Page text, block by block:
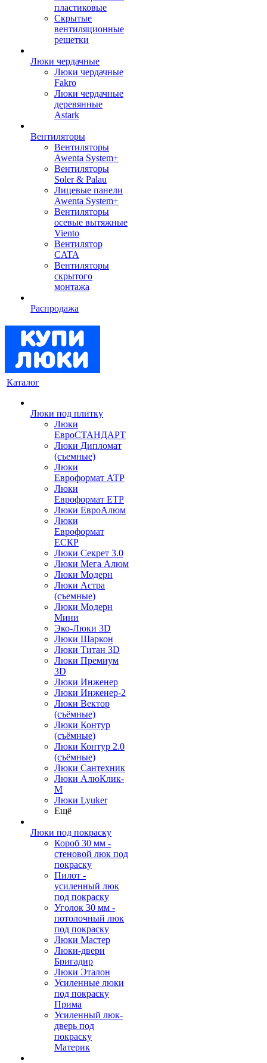
пластиковые
Скрытые
вентиляционные
решетки
Люки чердачные
Люки чердачные
Fakro
Люки чердачные
деревянные
Astark
Вентиляторы
Вентиляторы
Awenta System+
Вентиляторы
Soler & Palau
Лицевые панели
Awenta System+
Вентиляторы
осевые вытяжные
Viento
Вентилятор
CATA
Вентиляторы
скрытого
монтажа
Распродажа
Каталог
Люки под плитку
Люки
ЕвроСТАНДАРТ
Люки Дипломат
(съемные)
Люки
Евроформат АТР
Люки
Евроформат ЕТР
Люки ЕвроАлюм
Люки
Евроформат
ЕСКР
Люки Секрет 3.0
Люки Мега Алюм
Люки Модерн
Люки Астра
(съемные)
Люки Модерн
Мини
Эко-Люки 3D
Люки Шаркон
Люки Титан 3D
Люки Премиум
3D
Люки Инженер
Люки Инженер-2
Люки Вектор
(съёмные)
Люки Контур
(съёмные)
Люки Контур 2.0
(съёмные)
Люки Сантехник
Люки АлюКлик-
М
Люки Lyuker
Ещё
Люки под покраску
Короб 30 мм -
стеновой люк под
покраску
Пилот -
усиленный люк
под покраску
Уголок 30 мм -
потолочный люк
под покраску
Люки Мастер
Люки-двери
Бригадир
Люки Эталон
Усиленные люки
под покраску
Прима
Усиленный люк-
дверь под
покраску
Материк